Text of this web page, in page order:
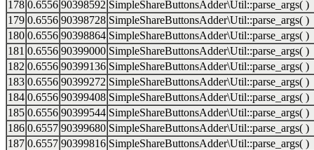
178 0.6556 90398592 SimpleShareButtonsAdder\Util::parse_args( )
179 0.6556 90398728 SimpleShareButtonsAdder\Util::parse_args( )
180 0.6556 90398864 SimpleShareButtonsAdder\Util::parse_args( )
181 0.6556 90399000 SimpleShareButtonsAdder\Util::parse_args( )
182 0.6556 90399136 SimpleShareButtonsAdder\Util::parse_args( )
183 0.6556 90399272 SimpleShareButtonsAdder\Util::parse_args( )
184 0.6556 90399408 SimpleShareButtonsAdder\Util::parse_args( )
185 0.6556 90399544 SimpleShareButtonsAdder\Util::parse_args( )
186 0.6557 90399680 SimpleShareButtonsAdder\Util::parse_args( )
187 0.6557 90399816 SimpleShareButtonsAdder\Util::parse_args( )